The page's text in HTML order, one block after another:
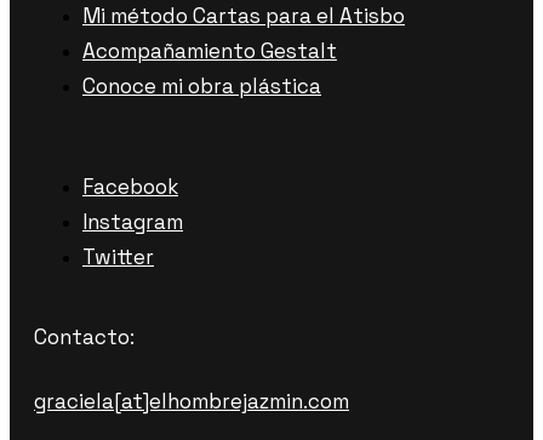
Mi método Cartas para el Atisbo
Acompañamiento Gestalt
Conoce mi obra plástica
Facebook
Instagram
Twitter
Contacto:
graciela[at]elhombrejazmin.com